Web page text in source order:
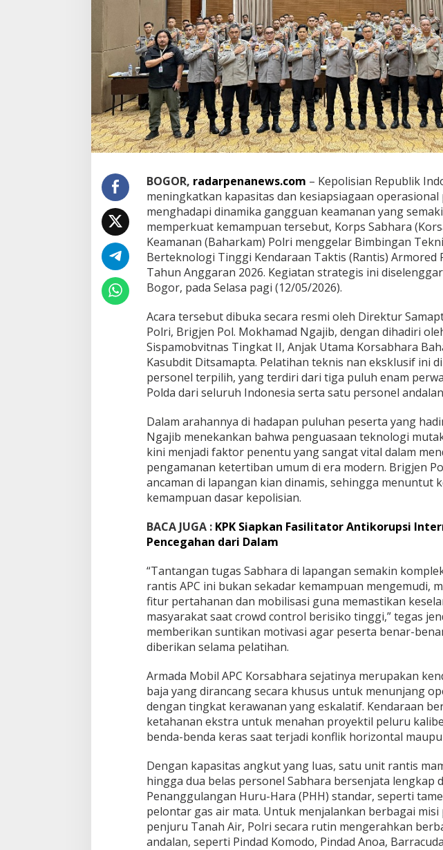
r
o
l
'
,
K
o
r
s
a
b
a
r
a
B
a
h
r
k
a
P
l
r
G
e
l
r
B
i
m
t
e
k
a
n
t
s
A
P
C
BOGOR, radarpenanews.com – Kepolisian Republik
meningkatkan kapasitas dan kesiapsiagaan operasional
menghadapi dinamika gangguan keamanan yang
memperkuat kemampuan tersebut, Korps Sabhara
Keamanan (Baharkam) Polri menggelar Bimbingan
Berteknologi Tinggi Kendaraan Taktis (Rantis) Armored
Tahun Anggaran 2026. Kegiatan strategis ini
Bogor, pada Selasa pagi (12/05/2026).
Acara tersebut dibuka secara resmi oleh Direktur
Polri, Brigjen Pol. Mokhamad Ngajib, dengan dihadiri
Sispamobvitnas Tingkat II, Anjak Utama Korsabhara
Kasubdit Ditsamapta. Pelatihan teknis nan eksklusif ini
personel terpilih, yang terdiri dari tiga puluh enam
Polda dari seluruh Indonesia serta satu personel
Dalam arahannya di hadapan puluhan peserta yang
Ngajib menekankan bahwa penguasaan teknologi
kini menjadi faktor penentu yang sangat vital dalam
pengamanan ketertiban umum di era modern. Brigjen
ancaman di lapangan kian dinamis, sehingga menuntut
kemampuan dasar kepolisian.
BACA JUGA : KPK Siapkan Fasilitator Antikorupsi
Pencegahan dari Dalam
“Tantangan tugas Sabhara di lapangan semakin
rantis APC ini bukan sekadar kemampuan mengemudi,
fitur pertahanan dan mobilisasi guna memastikan
masyarakat saat crowd control berisiko tinggi,” tegas
memberikan suntikan motivasi agar peserta benar-
diberikan selama pelatihan.
Armada Mobil APC Korsabhara sejatinya merupakan
baja yang dirancang secara khusus untuk menunjang
dengan tingkat kerawanan yang eskalatif. Kendaraan
ketahanan ekstra untuk menahan proyektil peluru
benda-benda keras saat terjadi konflik horizontal
Dengan kapasitas angkut yang luas, satu unit rantis
hingga dua belas personel Sabhara bersenjata lengkap
Penanggulangan Huru-Hara (PHH) standar, seperti
pelontar gas air mata. Untuk menjalankan berbagai
penjuru Tanah Air, Polri secara rutin mengerahkan
andalan, seperti Pindad Komodo, Pindad Anoa,